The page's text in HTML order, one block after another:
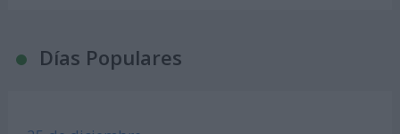
Días Populares